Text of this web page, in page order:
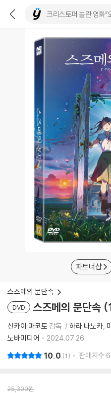
파트너샵
스즈메의 문단속
DVD 스즈메의 문단속
신카이 마코토 감독 하라 나노카
노바미디어
2024.07.26.
10.0 1 판매지수
25,300원